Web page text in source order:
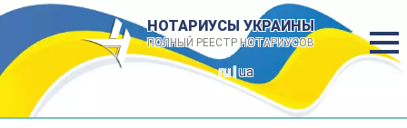
НОТАРИУСЫ УКРАИНЫ
ПОЛНЫЙ РЕЕСТР НОТАРИУСОВ
ru |ua